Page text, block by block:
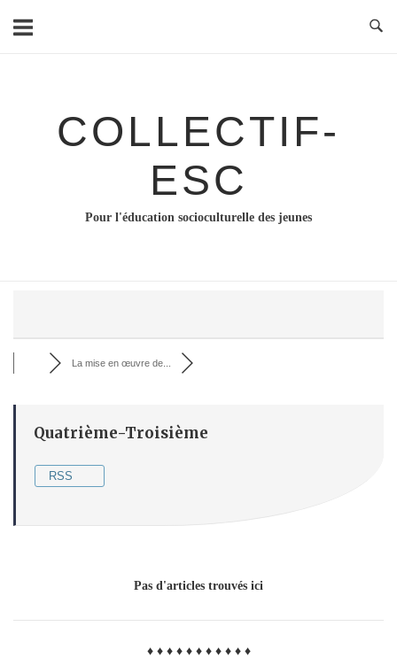
COLLECTIF-
ESC
Pour l'éducation socioculturelle des jeunes
La mise en œuvre de...
Quatrième-Troisième
RSS
Pas d'articles trouvés ici
♦ ♦ ♦ ♦ ♦ ♦ ♦ ♦ ♦ ♦ ♦